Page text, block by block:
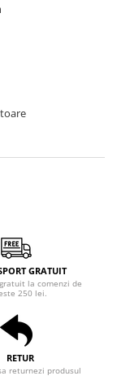
GRATUIT
la comenzi de
250 lei.
RETUR
returnezi produsul